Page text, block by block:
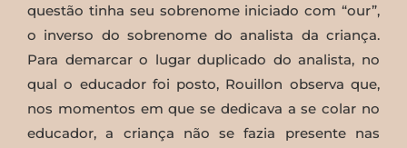
questão tinha seu sobrenome iniciado com “our”,
o inverso do sobrenome do analista da criança.
Para demarcar o lugar duplicado do analista, no
qual o educador foi posto, Rouillon observa que,
nos momentos em que se dedicava a se colar no
educador, a criança não se fazia presente nas